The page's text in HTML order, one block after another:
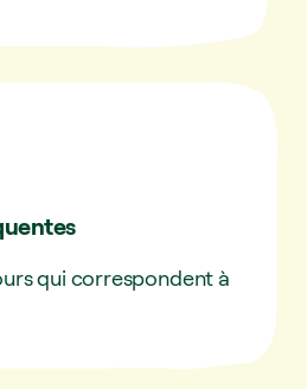
qui correspondent à